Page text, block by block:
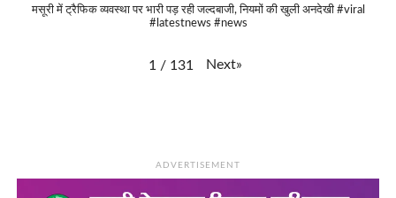
मसूरी में ट्रैफिक व्यवस्था पर भारी पड़ रही जल्दबाजी, नियमों की खुली अनदेखी #viral
#latestnews #news
1 / 131 Next»
ADVERTISEMENT